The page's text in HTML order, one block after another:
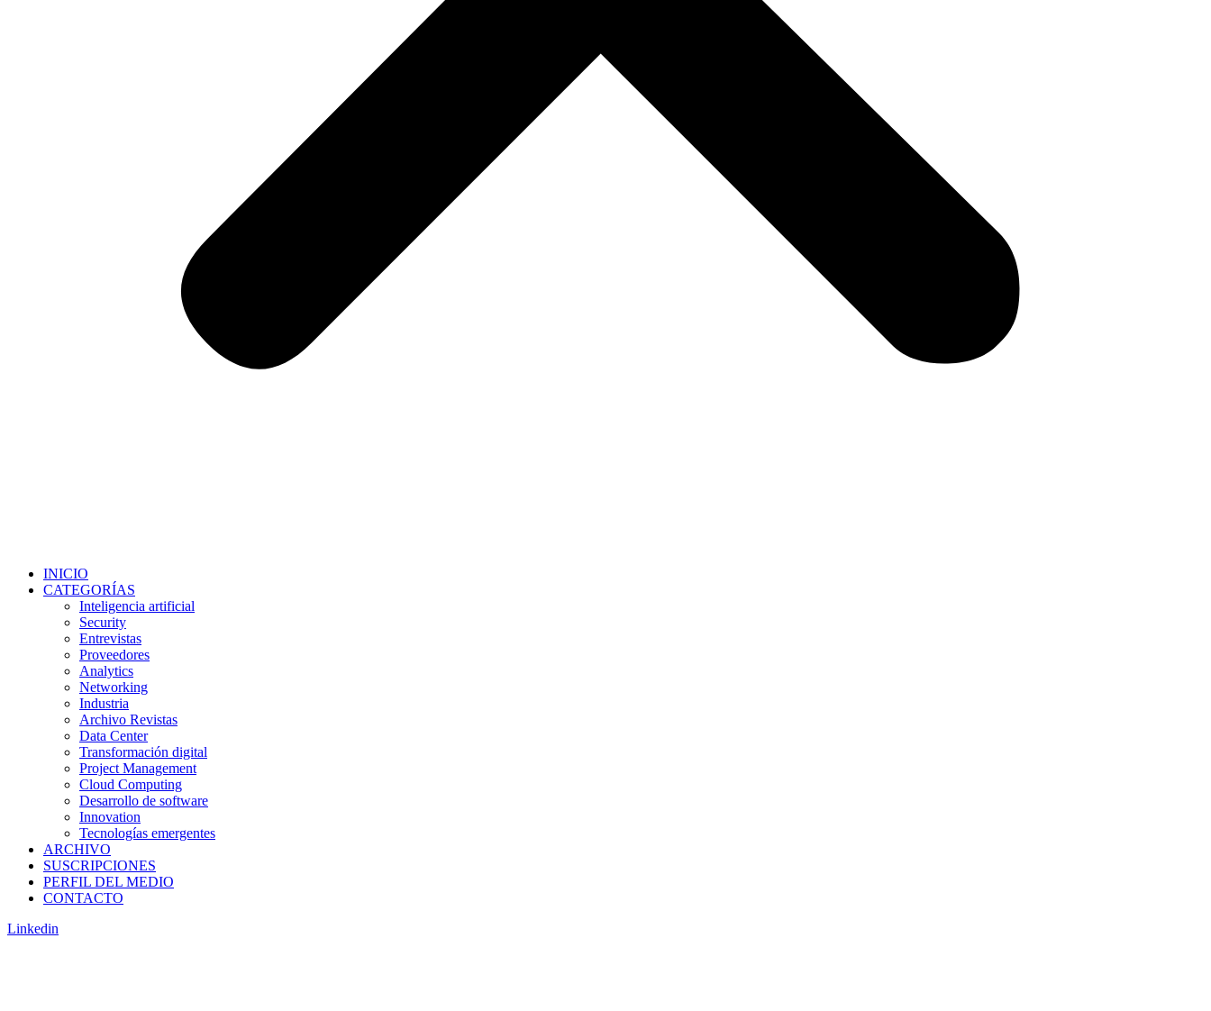
INICIO
CATEGORÍAS
Inteligencia artificial
Security
Entrevistas
Proveedores
Analytics
Networking
Industria
Archivo Revistas
Data Center
Transformación digital
Project Management
Cloud Computing
Desarrollo de software
Innovation
Tecnologías emergentes
ARCHIVO
SUSCRIPCIONES
PERFIL DEL MEDIO
CONTACTO
Linkedin